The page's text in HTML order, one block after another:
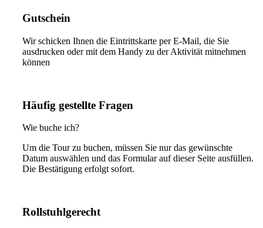
Gutschein
Wir schicken Ihnen die Eintrittskarte per E-Mail, die Sie
ausdrucken oder mit dem Handy zu der Aktivität mitnehmen
können
Häufig gestellte Fragen
Wie buche ich?
Um die Tour zu buchen, müssen Sie nur das gewünschte
Datum auswählen und das Formular auf dieser Seite ausfüllen.
Die Bestätigung erfolgt sofort.
Rollstuhlgerecht